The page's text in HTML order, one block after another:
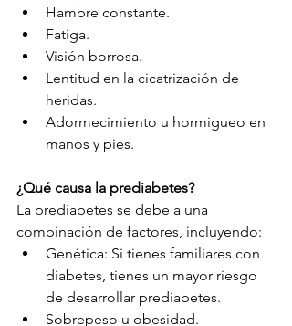
Hambre constante.
Fatiga.
Visión borrosa.
Lentitud en la cicatrización de
heridas.
Adormecimiento u hormigueo en
manos y pies.
¿Qué causa la prediabetes?
La prediabetes se debe a una
combinación de factores, incluyendo:
Genética: Si tienes familiares con
diabetes, tienes un mayor riesgo
de desarrollar prediabetes.
Sobrepeso u obesidad.